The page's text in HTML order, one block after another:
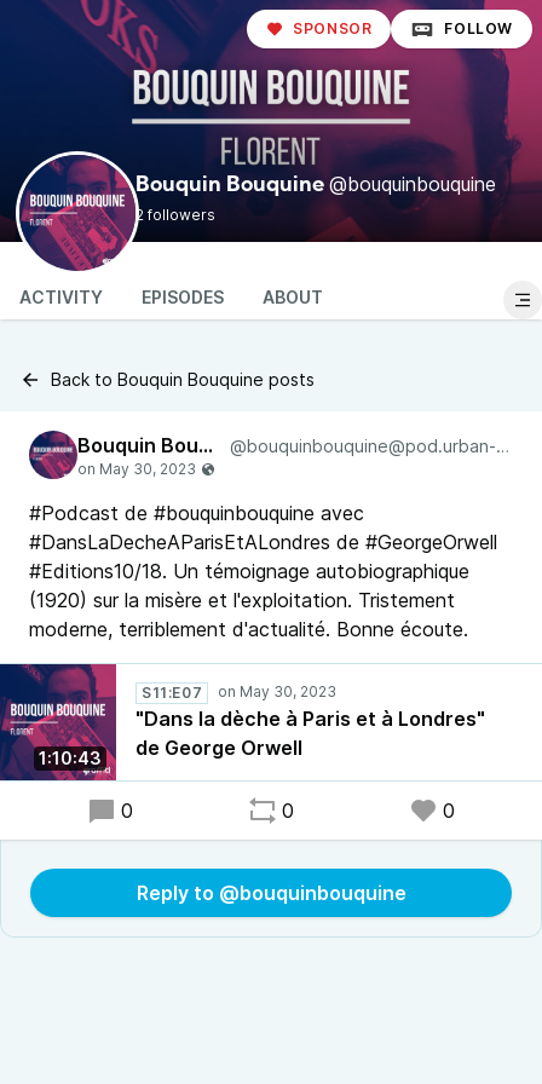
Bouquin Bouquine @bouquinbouquine
2 followers
SPONSOR FOLLOW
ACTIVITY EPISODES ABOUT
Back to Bouquin Bouquine posts
Bouquin Bouquine @bouquinbouquine@pod.urban-radio.com
#Podcast de #bouquinbouquine avec
#DansLaDecheAParisEtALondres de #GeorgeOrwell
#Editions10/18. Un témoignage autobiographique
(1920) sur la misère et l'exploitation. Tristement
moderne, terriblement d'actualité. Bonne écoute.
1:10:43
S11:E07
"Dans la dèche à Paris et à Londres"
de George Orwell
0 0 0
Reply to @bouquinbouquine